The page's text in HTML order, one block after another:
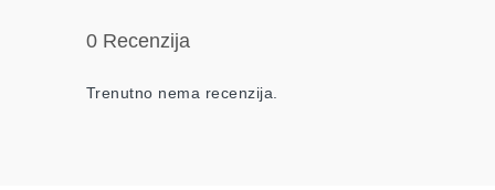
0 Recenzija
Trenutno nema recenzija.